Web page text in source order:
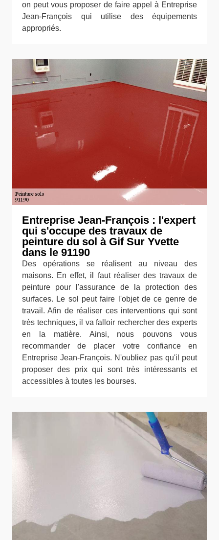
on peut vous proposer de faire appel à Entreprise
Jean-François qui utilise des équipements
appropriés.
Entreprise Jean-François : l'expert
qui s'occupe des travaux de
peinture du sol à Gif Sur Yvette
dans le 91190
Des opérations se réalisent au niveau des
maisons. En effet, il faut réaliser des travaux de
peinture pour l'assurance de la protection des
surfaces. Le sol peut faire l'objet de ce genre de
travail. Afin de réaliser ces interventions qui sont
très techniques, il va falloir rechercher des experts
en la matière. Ainsi, nous pouvons vous
recommander de placer votre confiance en
Entreprise Jean-François. N'oubliez pas qu'il peut
proposer des prix qui sont très intéressants et
accessibles à toutes les bourses.